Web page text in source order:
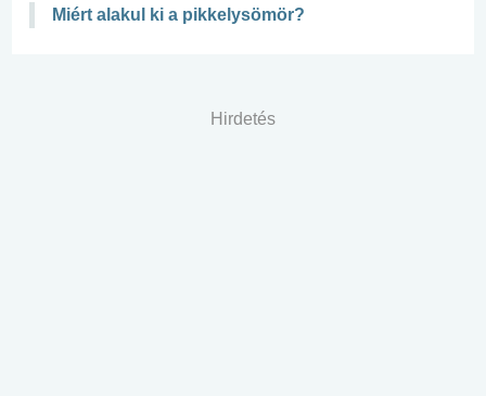
Miért alakul ki a pikkelysömör?
Hirdetés